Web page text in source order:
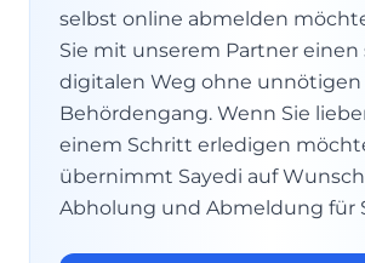
selbst online abmelden
Sie mit unserem Partner einen
digitalen Weg ohne unnötigen
Behördengang. Wenn Sie
einem Schritt erledigen
übernimmt Sayedi auf
Abholung und Abmeldung für